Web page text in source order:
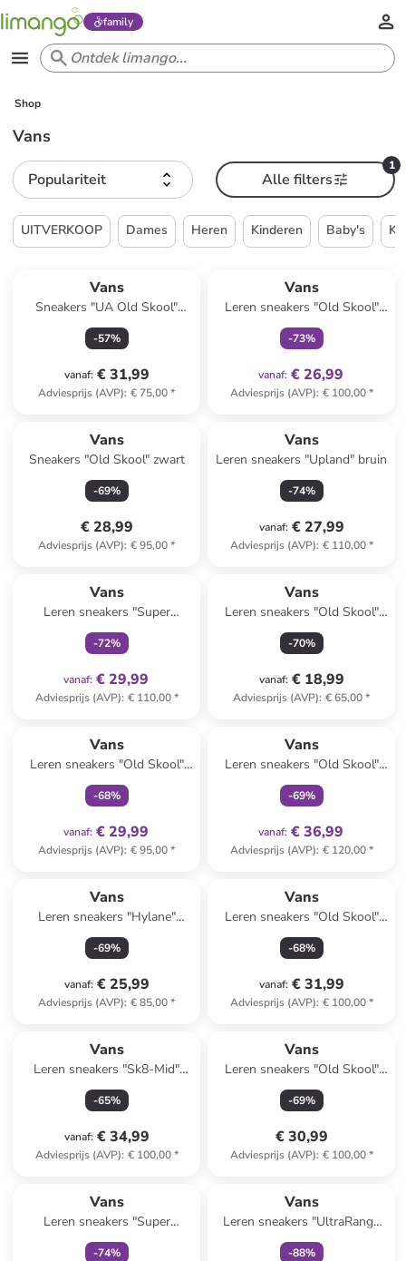
family
Shop
Vans
Populariteit
1
Alle filters
UITVERKOOP Dames Heren Kinderen Baby's
Vans
Sneakers "UA Old Skool"
zwart
-57%
vanaf: € 31,99
Adviesprijs (AVP): € 75,00*
Vans
Leren sneakers "Old Skool"
beige
-73%
vanaf: € 26,99
Adviesprijs (AVP): € 100,00*
Vans
Sneakers "Old Skool" zwart
-69%
€ 28,99
Adviesprijs (AVP): € 95,00*
Vans
Leren sneakers "Upland" bruin
-74%
vanaf: € 27,99
Adviesprijs (AVP): € 110,00*
Vans
Leren sneakers "Super
Lowpro" bruin
-72%
vanaf: € 29,99
Adviesprijs (AVP): € 110,00*
Vans
Leren sneakers "Old Skool"
kaki
-70%
vanaf: € 18,99
Adviesprijs (AVP): € 65,00*
Vans
Leren sneakers "Old Skool"
crème
-68%
vanaf: € 29,99
Adviesprijs (AVP): € 95,00*
Vans
Leren sneakers "Old Skool"
groen
-69%
vanaf: € 36,99
Adviesprijs (AVP): € 120,00*
Vans
Leren sneakers "Hylane"
zwart/crème
-69%
vanaf: € 25,99
Adviesprijs (AVP): € 85,00*
Vans
Leren sneakers "Old Skool"
zwart
-68%
vanaf: € 31,99
Adviesprijs (AVP): € 100,00*
Vans
Leren sneakers "Sk8-Mid"
zwart
-65%
vanaf: € 34,99
Adviesprijs (AVP): € 100,00*
Vans
Leren sneakers "Old Skool"
lichtroze
-69%
€ 30,99
Adviesprijs (AVP): € 100,00*
Vans
Leren sneakers "Super
Lowpro" beige
-74%
Vans
Leren sneakers "UltraRange
Hi V MTE-1" lichtbruin
-88%